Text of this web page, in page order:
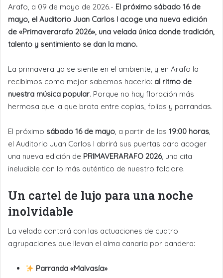
Arafo, a 09 de mayo de 2026.- El próximo sábado 16 de
mayo, el Auditorio Juan Carlos I acoge una nueva edición
de «Primaverarafo 2026», una velada única donde tradición,
talento y sentimiento se dan la mano.
La primavera ya se siente en el ambiente, y en Arafo la
recibimos como mejor sabemos hacerlo: al ritmo de
nuestra música popular. Porque no hay floración más
hermosa que la que brota entre coplas, folías y parrandas.
El próximo sábado 16 de mayo, a partir de las 19:00 horas,
el Auditorio Juan Carlos I abrirá sus puertas para acoger
una nueva edición de PRIMAVERARAFO 2026, una cita
ineludible con lo más auténtico de nuestro folclore.
Un cartel de lujo para una noche
inolvidable
La velada contará con las actuaciones de cuatro
agrupaciones que llevan el alma canaria por bandera:
Parranda «Malvasía»